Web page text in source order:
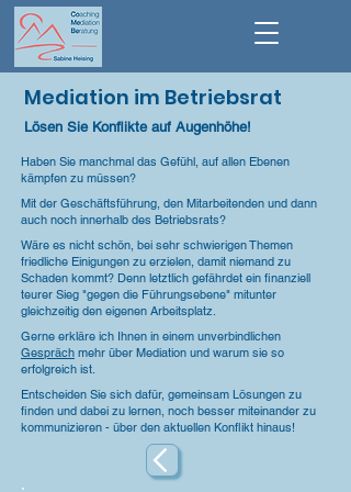
Mediation im Betriebsrat
Lösen Sie Konflikte auf Augenhöhe!
Haben Sie manchmal das Gefühl, auf allen Ebenen
kämpfen zu müssen?
Mit der Geschäftsführung, den Mitarbeitenden und dann
auch noch innerhalb des Betriebsrats?
Wäre es nicht schön, bei sehr schwierigen Themen
friedliche Einigungen zu erzielen, damit niemand zu
Schaden kommt? Denn letztlich gefährdet ein finanziell
teurer Sieg "gegen die Führungsebene" mitunter
gleichzeitig den eigenen Arbeitsplatz.
Gerne erkläre ich Ihnen in einem unverbindlichen
Gespräch mehr über Mediation und warum sie so
erfolgreich ist.
Entscheiden Sie sich dafür, gemeinsam Lösungen zu
finden und dabei zu lernen, noch besser miteinander zu
kommunizieren - über den aktuellen Konflikt hinaus!